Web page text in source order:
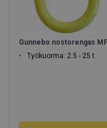
Gunnebo nostorengas MF
Työkuorma: 2.5 - 25 t